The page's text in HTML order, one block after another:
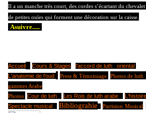
Il a un manche très court, des cordes s’écartant du
de petites ouïes qui forment une décoration sur la caisse.
Asuivre.....
Accueil Cours & Stages l'accord de luth oriental
L'anatomie de l'oud
Press & Témoiniage Photos de luth
gammes Arabe
Photos
Cour de luth Les Rois de luth arabe
Spectacle musical
Bibliograhie Partision Musical